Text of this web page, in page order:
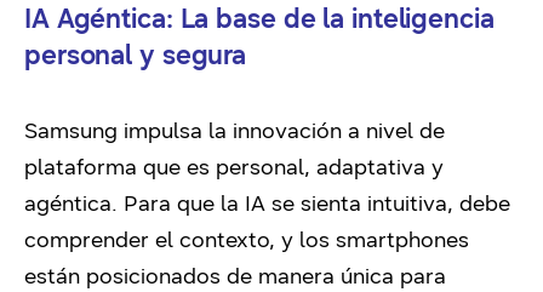
IA Agéntica: La base de la inteligencia
personal y segura
Samsung impulsa la innovación a nivel de
plataforma que es personal, adaptativa y
agéntica. Para que la IA se sienta intuitiva, debe
comprender el contexto, y los smartphones
están posicionados de manera única para